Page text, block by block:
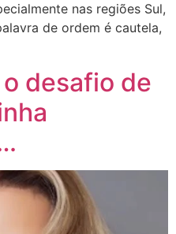
nas regiões Sul,
de ordem é cautela,
desafio de